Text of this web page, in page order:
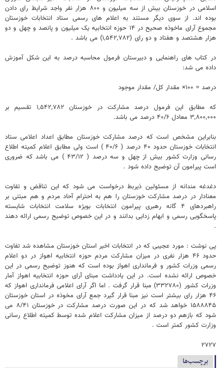
اسلامی در خوزستان بیش از سه میلیون و ۸۰۰ هزار نفر واجد شرایط رای دادن
بوده اند. از سوی دیگر مستند به اعلام های رسمی ستاد انتخابات خوزستان
مجموع آرای ماخوذه صحیح در ۱۴ حوزه انتخابیه یک میلیون و پانصد و چهل و دو
هزار هشتصد و هفتاد و دو رای (۱,۵۴۲,۷۸۲) می باشد .
در کتاب های راهنمایی و دبیرستان فرمول محاسبه درصد به این شکل آموزش
داده می شد:
درصد = ۱۰۰× مقدار کل/ مقدار موجود
که مطابق این فرمول درصد مشارکت در خوزستان ۱,۵۴۲,۷۸۲ تقسیم بر
۳,۸۰۰,۰۰۰ معادل ۴۰/۶ درصد می باشد.
بنابراین مشخص است که درصد مشارکت خوزستان مطابق اعداد اعلامی ستاد
انتخابات خوزستان حدود ۴۰ درصد ( ۴۰/۶ ) است ولی مطابق اعلام کمیته اطلاع
رسانی وزارت کشور بیش از چهل و سه درصد ( ۴۳/۱۲ ) می باشد که ضروری
است پیرامون آن توضیح داده شود .
دغدغه مندانه از مسئولین ذیربط درخواست می شود که این تناقض و تفاوت
معنادار در درصد مشارکت خوزستان را هم به احترام آحاد مردم و هم مبتنی بر
راهبردهای ۴ گانه رهبری پیرامون انتخابات بویژه سلامت انتخابات شایسته
پاسخگویی رسمی و ابهام زدایی بدانند و در این خصوص توضیح رسمی ارائه دهند
.
پی نوشت : مورد عجیبی که در انتخابات اخیر استان خوزستان مشاهده شد تفاوت
حدود ۴۶ هزار نفری در میزان مشارکت مردم حوزه انتخابیه اهواز در دو اعلام
رسمی وزرات کشور و فرمانداری اهواز بوده است که هنوز توضیح رسمی در این
خصوص ارائه نشده است. در این یادداشت مبنای آرای حوزه انتخابیه اهواز آمار
وزرات کشور (۳۳۲۷۸۰) مبنا قرار گرفت . اما اگر آرای اعلامی فرمانداری اهواز که
۴۶ هزار رای بیشتر است نیز مبنا قرار گیرد جمع آرای مخوذه در استان خوزستان
۱۵۸۸۸۴۵ خواهد شد که در این صورت درصد مشارکت در خوزستان ۸/۴۱ می
شود که بازهم دو درصد از میزان مشارکت اعلام شده توسط کمیته اطلاع رسانی
وزارت کشور کمتر است .
۲۷۲۷
برچسب‌ها